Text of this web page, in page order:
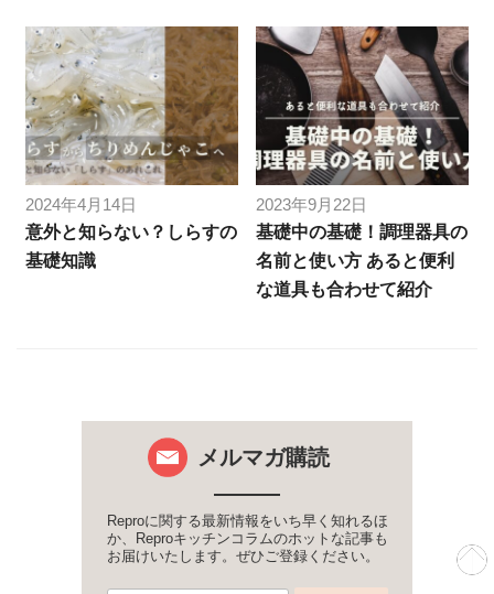
2024年4月14日
意外と知らない？しらすの
基礎知識
2023年9月22日
基礎中の基礎！調理器具の
名前と使い方 あると便利
な道具も合わせて紹介
メルマガ購読
Reproに関する最新情報をいち早く知れるほ
か、Reproキッチンコラムのホットな記事も
お届けいたします。ぜひご登録ください。